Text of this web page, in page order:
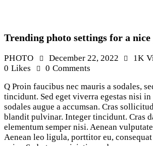
Trending photo settings for a
PHOTO December 22, 2022 1K
0 Likes 0 Comments
Q Proin faucibus nec mauris a sodales,
tincidunt. Sed eget viverra egestas nisi in
sodales augue a accumsan. Cras
blandit pulvinar. Integer tincidunt. Cras
elementum semper nisi. Aenean
Aenean leo ligula, porttitor eu,